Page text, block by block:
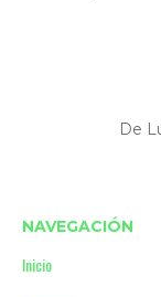
De
NAVEGACIÓN
Inicio